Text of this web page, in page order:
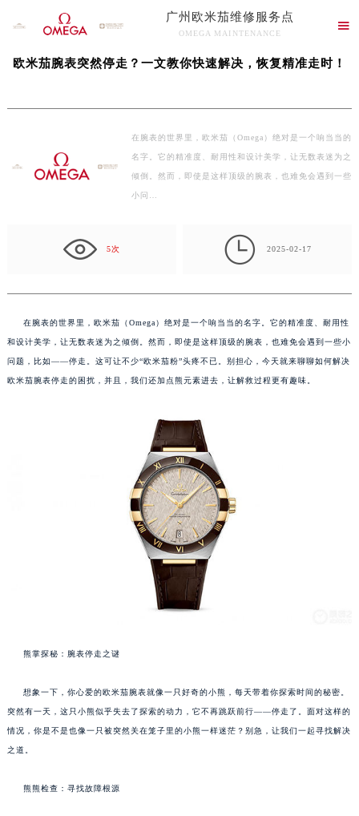
广州欧米茄维修服务点
OMEGA MAINTENANCE

广州欧米茄维修服务中心 文章库> 欧米茄腕表突然停走？一文教你快速解
决，恢复精准走时！
欧米茄腕表突然停走？一文教你快速解决，恢复精准走时！
在腕表的世界里，欧米茄（Omega）绝对是一个响当当的
名字。它的精准度、耐用性和设计美学，让无数表迷为之
倾倒。然而，即使是这样顶级的腕表，也难免会遇到一些
小问…
5次  2025-02-17
在腕表的世界里，欧米茄（Omega）绝对是一个响当当的名字。它的精准度、耐用性
和设计美学，让无数表迷为之倾倒。然而，即使是这样顶级的腕表，也难免会遇到一些小
问题，比如——停走。这可让不少“欧米茄粉”头疼不已。别担心，今天就来聊聊如何解决
欧米茄腕表停走的困扰，并且，我们还加点熊元素进去，让解救过程更有趣味。
熊掌探秘：腕表停走之谜
想象一下，你心爱的欧米茄腕表就像一只好奇的小熊，每天带着你探索时间的秘密。
突然有一天，这只小熊似乎失去了探索的动力，它不再跳跃前行——停走了。面对这样的
情况，你是不是也像一只被突然关在笼子里的小熊一样迷茫？别急，让我们一起寻找解决
之道。
熊熊检查：寻找故障根源